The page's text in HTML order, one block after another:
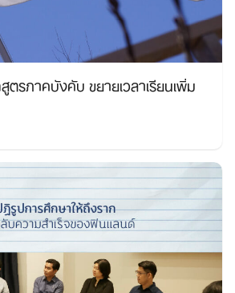
รภาคบังคับ ขยายเวลาเรียนเพิ่ม